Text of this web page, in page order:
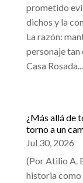
prometido
dichos y la
La razón:
personaje tan
Casa Rosada....
¿Más allá de
torno a un
Jul 30, 2026
(Por Atilio A.
historia como